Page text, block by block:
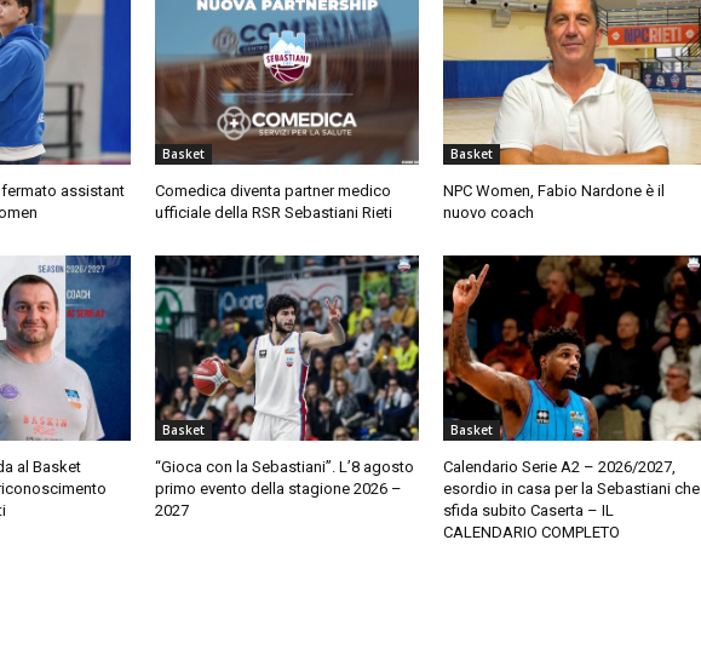
assistant
Basket
Comedica diventa partner medico
ufficiale della RSR Sebastiani Rieti
Basket
NPC Women, Fabio Nardone è il
nuovo coach
al Basket
Basket
“Gioca con la Sebastiani”. L’8 agosto
primo evento della stagione 2026 –
2027
Basket
Calendario Serie A2 – 2026/2027,
esordio in casa per la Sebastiani che
sfida subito Caserta – IL
CALENDARIO COMPLETO